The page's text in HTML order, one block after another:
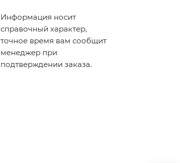
Информация носит
справочный характер,
точное время вам сообщит
менеджер при
подтверждении заказа.